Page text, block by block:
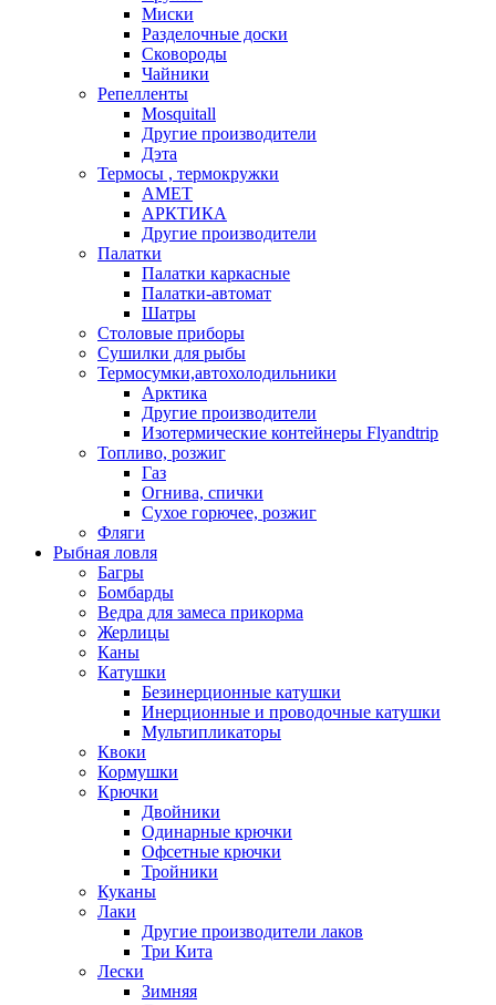
Миски
Разделочные доски
Сковороды
Чайники
Репелленты
Mosquitall
Другие производители
Дэта
Термосы , термокружки
АМЕТ
АРКТИКА
Другие производители
Палатки
Палатки каркасные
Палатки-автомат
Шатры
Столовые приборы
Сушилки для рыбы
Термосумки,автохолодильники
Арктика
Другие производители
Изотермические контейнеры Flyandtrip
Топливо, розжиг
Газ
Огнива, спички
Сухое горючее, розжиг
Фляги
Рыбная ловля
Багры
Бомбарды
Ведра для замеса прикорма
Жерлицы
Каны
Катушки
Безинерционные катушки
Инерционные и проводочные катушки
Мультипликаторы
Квоки
Кормушки
Крючки
Двойники
Одинарные крючки
Офсетные крючки
Тройники
Куканы
Лаки
Другие производители лаков
Три Кита
Лески
Зимняя